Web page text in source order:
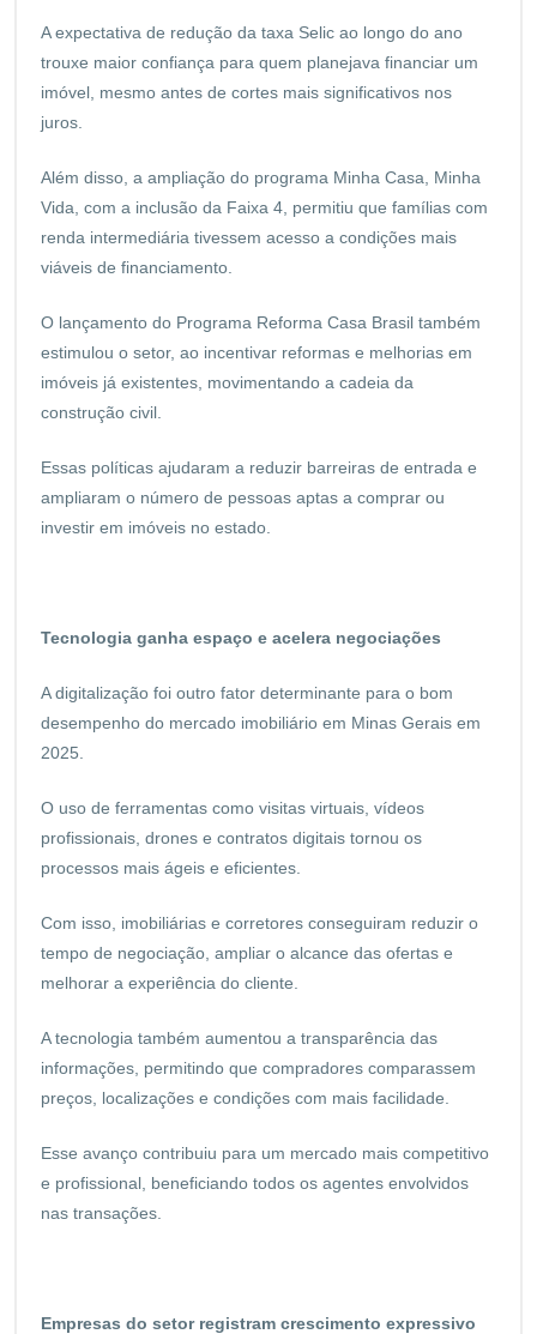
A expectativa de redução da taxa Selic ao longo do ano
trouxe maior confiança para quem planejava financiar um
imóvel, mesmo antes de cortes mais significativos nos
juros.
Além disso, a ampliação do programa Minha Casa, Minha
Vida, com a inclusão da Faixa 4, permitiu que famílias com
renda intermediária tivessem acesso a condições mais
viáveis de financiamento.
O lançamento do Programa Reforma Casa Brasil também
estimulou o setor, ao incentivar reformas e melhorias em
imóveis já existentes, movimentando a cadeia da
construção civil.
Essas políticas ajudaram a reduzir barreiras de entrada e
ampliaram o número de pessoas aptas a comprar ou
investir em imóveis no estado.
Tecnologia ganha espaço e acelera negociações
A digitalização foi outro fator determinante para o bom
desempenho do mercado imobiliário em Minas Gerais em
2025.
O uso de ferramentas como visitas virtuais, vídeos
profissionais, drones e contratos digitais tornou os
processos mais ágeis e eficientes.
Com isso, imobiliárias e corretores conseguiram reduzir o
tempo de negociação, ampliar o alcance das ofertas e
melhorar a experiência do cliente.
A tecnologia também aumentou a transparência das
informações, permitindo que compradores comparassem
preços, localizações e condições com mais facilidade.
Esse avanço contribuiu para um mercado mais competitivo
e profissional, beneficiando todos os agentes envolvidos
nas transações.
Empresas do setor registram crescimento expressivo